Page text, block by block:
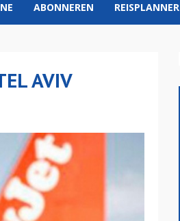
ABONNEREN REISPLANNER
AVIV